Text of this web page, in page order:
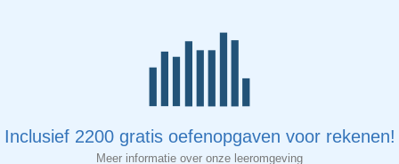
Inclusief 2200 gratis oefenopgaven voor rekenen!
Meer informatie over onze leeromgeving